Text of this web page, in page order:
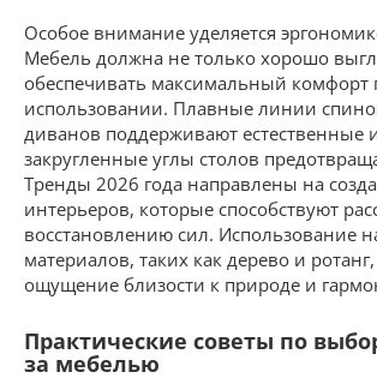
Особое внимание уделяется
Мебель должна не только хорошо
обеспечивать максимальный комфорт
использовании. Плавные линии
диванов поддерживают естественные
закругленные углы столов
Тренды 2026 года направлены на
интерьеров, которые способствуют
восстановлению сил. Использование
материалов, таких как дерево и
ощущение близости к природе и
Практические советы по
за мебелью